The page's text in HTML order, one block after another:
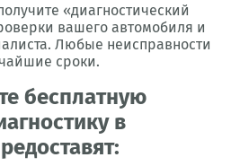
«диагностический
вашего автомобиля и
Любые неисправности
сроки.
бесплатную
в